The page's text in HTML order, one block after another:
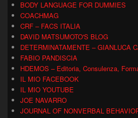
BODY LANGUAGE FOR DUMMIES
COACHMAG
CRF – FACS ITALIA
DAVID MATSUMOTO'S BLOG
DETERMINATAMENTE – GIANLUCA
FABIO PANDISCIA
HDEMOS – Editoria, Consulenza,
IL MIO FACEBOOK
IL MIO YOUTUBE
JOE NAVARRO
JOURNAL OF NONVERBAL